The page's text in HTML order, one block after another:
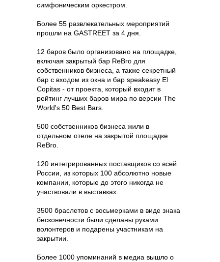
симфоническим оркестром.
Более 55 развлекательных мероприятий
прошли на GASTREET за 4 дня.
12 баров было организовано на площадке,
включая закрытый бар ReBro для
собственников бизнеса, а также секретный
бар с входом из окна и бар speakeasy El
Copitas - от проекта, который входит в
рейтинг лучших баров мира по версии The
World's 50 Best Bars.
500 собственников бизнеса жили в
отдельном отеле на закрытой площадке
ReBro.
120 интегрированных поставщиков со всей
России, из которых 100 абсолютно новые
компании, которые до этого никогда не
участвовали в выставках.
3500 браслетов с восьмерками в виде знака
бесконечности были сделаны руками
волонтеров и подарены участникам на
закрытии.
Более 1000 упоминаний в медиа вышло о